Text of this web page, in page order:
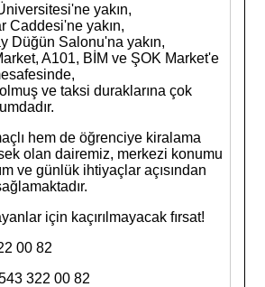
yakın,
Caddesi'ne yakın,
Düğün Salonu'na yakın,
A101, BİM ve ŞOK Market'e
ve taksi duraklarına çok
hem de öğrenciye kiralama
olan dairemiz, merkezi konumu
ve günlük ihtiyaçlar açısından
için kaçırılmayacak fırsat!
00 82
322 00 82